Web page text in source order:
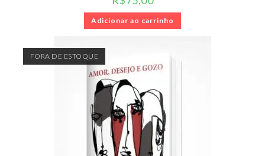
Adicionar ao carrinho
FORA DE ESTOQUE